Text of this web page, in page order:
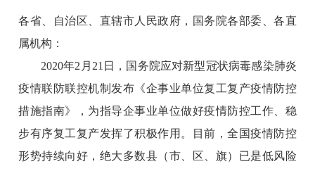
各省、自治区、直辖市人民政府，国务院各部委、各直
属机构：
2020年2月21日，国务院应对新型冠状病毒感染肺炎
疫情联防联控机制发布《企事业单位复工复产疫情防控
措施指南》，为指导企事业单位做好疫情防控工作、稳
步有序复工复产发挥了积极作用。目前，全国疫情防控
形势持续向好，绝大多数县（市、区、旗）已是低风险